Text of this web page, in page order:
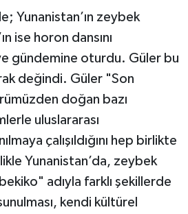
Yunanistan’ın zeybek
ise horon dansını
gündemine oturdu. Güler bu
değindi. Güler "Son
doğan bazı
uluslararası
çalışıldığını hep birlikte
Yunanistan’da, zeybek
adıyla farklı şekillerde
kendi kültürel